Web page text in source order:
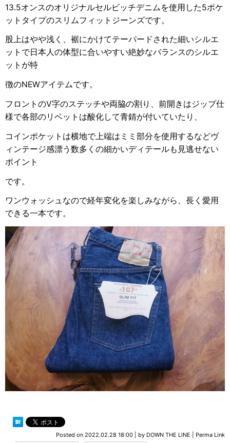
13.5オンスのオリジナルセルビッチデニムを使用した5ポケ
ットタイプのスリムフィットジーンズです。
股上はやや浅く、裾にかけてテーパードされた細いシルエ
ットで日本人の体型に合いやすい絶妙なバランスのシルエ
ットが特
徴のNEWアイテムです。
フロントのV字のステッチや両脇の割り、前開きはジップ仕
様で各部のリベットは酸化して青錆が付いていたり、
コインポケットは横地で上端はミミ部分を使用するなどヴ
ィンテージ感漂う数多くの細かいディテールも見逃せない
ポイント
です。
ワンウォッシュなので経年変化を楽しみながら、長く愛用
できる一本です。
Posted on 2022.02.28 18:00 by DOWN THE LINE Perma Link